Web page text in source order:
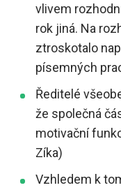
vlivem
rok jiná. Na
ztroskotalo
písemných
Ředitelé
že společná
motivační
Zíka)
Vzhledem k